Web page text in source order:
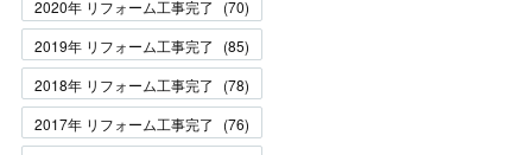
2020年 リフォーム工事完了
(70)
2019年 リフォーム工事完了
(85)
2018年 リフォーム工事完了
(78)
2017年 リフォーム工事完了
(76)